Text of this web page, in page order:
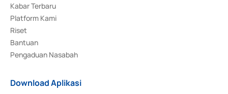
Kabar Terbaru
Platform Kami
Riset
Bantuan
Pengaduan Nasabah
Download Aplikasi